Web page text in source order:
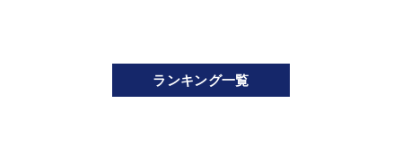
ランキング一覧